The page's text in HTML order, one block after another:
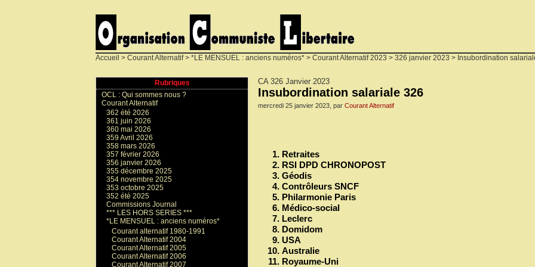
Accueil > Courant Alternatif> *LE MENSUEL : anciens numéros* > Courant Alternatif 2023 > 326 janvier 2023 > Insubordination
CA 326 Janvier 2023
Insubordination salariale 326
mercredi 25 janvier 2023, par Courant Alternatif
Retraites
RSI DPD CHRONOPOST
Géodis
Contrôleurs SNCF
Philarmonie Paris
Médico-social
Leclerc
Domidom
USA
Australie
Royaume-Uni
Rubriques
OCL : Qui sommes nous ?
Courant Alternatif
362 été 2026
361 juin 2026
360 mai 2026
359 Avril 2026
358 mars 2026
357 février 2026
356 janvier 2026
355 décembre 2025
354 novembre 2025
353 octobre 2025
352 été 2025
Commissions Journal
*** LES HORS SERIES ***
*LE MENSUEL : anciens numéros*
Courant alternatif 1980-1991
Courant Alternatif 2004
Courant Alternatif 2005
Courant Alternatif 2006
Courant Alternatif 2007